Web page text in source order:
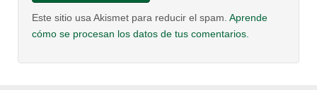
Este sitio usa Akismet para reducir el spam. Aprende
cómo se procesan los datos de tus comentarios.